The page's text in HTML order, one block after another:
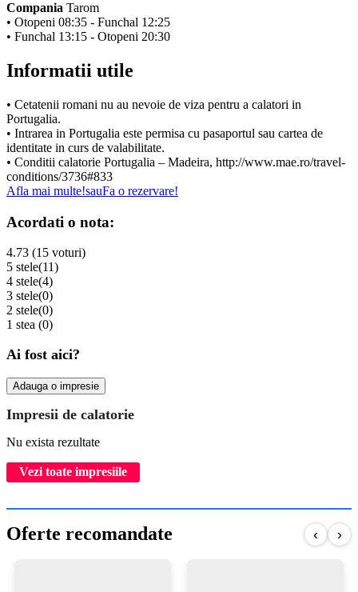
Compania Tarom
• Otopeni 08:35 - Funchal 12:25
• Funchal 13:15 - Otopeni 20:30
Informatii utile
• Cetatenii romani nu au nevoie de viza pentru a calatori in
Portugalia.
• Intrarea in Portugalia este permisa cu pasaportul sau cartea de
identitate in curs de valabilitate.
• Conditii calatorie Portugalia – Madeira, http://www.mae.ro/travel-
conditions/3736#833
Afla mai multe!sauFa o rezervare!
Acordati o nota:
4.73 (15 voturi)
5 stele(11)
4 stele(4)
3 stele(0)
2 stele(0)
1 stea (0)
Ai fost aici?
Adauga o impresie
Impresii de calatorie
Nu exista rezultate
Vezi toate impresiile
Oferte recomandate ‹ ›